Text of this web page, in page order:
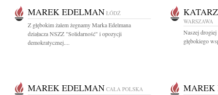
MAREK EDELMAN ŁÓDŹ
Z głębokim żalem żegnamy Marka Edelmana
działacza NSZZ "Solidarność" i opozycji
demokratycznej....
WARSZAWA
Naszej
głębokiego
MAREK EDELMAN CAŁA POLSKA MAREK